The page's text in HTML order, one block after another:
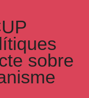
sobre